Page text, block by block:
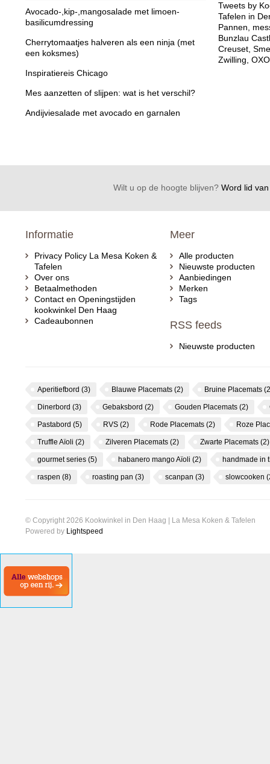
Avocado-,kip-,mangosalade met limoen-
basilicumdressing
Cherrytomaatjes halveren als een ninja (met
een koksmes)
Inspiratiereis Chicago
Mes aanzetten of slijpen: wat is het verschil?
Andijviesalade met avocado en garnalen
Tweets by
Tafelen in
Pannen,
Bunzlau
Creuset,
Zwilling,
Wilt u op de hoogte blijven?Word lid van
Informatie
Privacy Policy La Mesa Koken &
Tafelen
Over ons
Betaalmethoden
Contact en Openingstijden
kookwinkel Den Haag
Cadeaubonnen
Meer
Alle producten
Nieuwste producten
Aanbiedingen
Merken
Tags
RSS feeds
Nieuwste producten
Aperitiefbord (3) Blauwe Placemats (2) Bruine Placemats
Dinerbord (3) Gebaksbord (2) Gouden Placemats (2)
Pastabord (5) RVS (2) Rode Placemats (2) Roze
Truffle Aïoli (2) Zilveren Placemats (2) Zwarte Placemats (2)
gourmet series (5) habanero mango Aïoli (2) handmade in
raspen (8) roasting pan (3) scanpan (3) slowcooken
© Copyright 2026 Kookwinkel in Den Haag | La Mesa Koken & Tafelen
Powered by Lightspeed